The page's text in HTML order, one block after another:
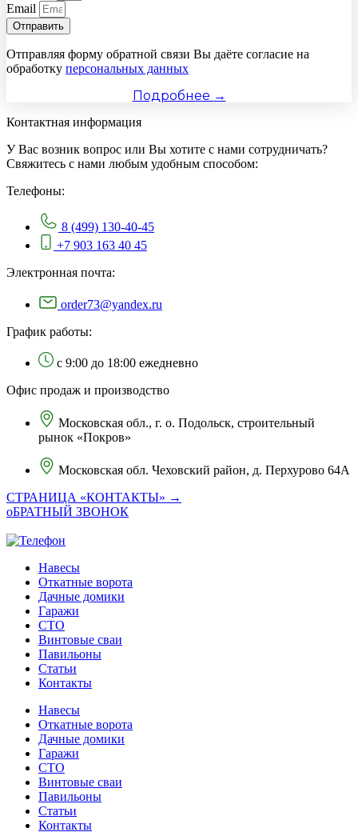
Email
Отправить
Отправляя форму обратной связи Вы даёте согласие на
обработку персональных данных
Подробнее →
Контактная информация
У Вас возник вопрос или Вы хотите с нами сотрудничать?
Свяжитесь с нами любым удобным способом:
Телефоны:
8 (499) 130-40-45
+7 903 163 40 45
Электронная почта:
order73@yandex.ru
График работы:
с 9:00 до 18:00 ежедневно
Офис продаж и производство
Московская обл., г. о. Подольск, строительный
рынок «Покров»
Московская обл. Чеховский район, д. Перхурово 64А
СТРАНИЦА «КОНТАКТЫ» →
оБРАТНЫЙ ЗВОНОК
Навесы
Откатные ворота
Дачные домики
Гаражи
СТО
Винтовые сваи
Павильоны
Статьи
Контакты
Навесы
Откатные ворота
Дачные домики
Гаражи
СТО
Винтовые сваи
Павильоны
Статьи
Контакты